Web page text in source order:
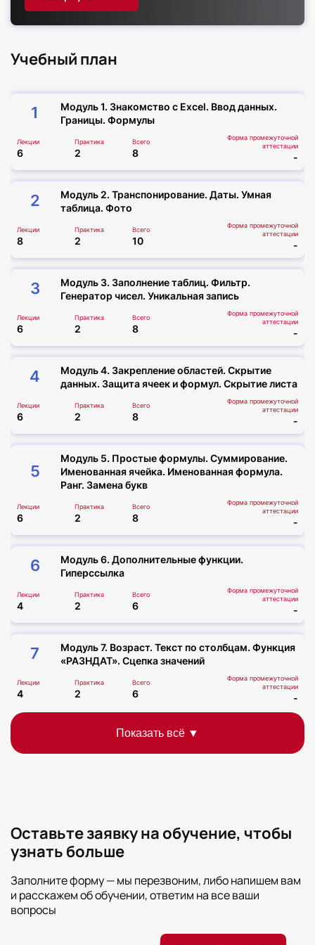
гарантированное внесение сведений в ФИС
ФРДО — подтверждаем легитимность
оригиналы документов доставляем почтой —
партнёров и групповых заявок —
дополнительные льготы при оформлении.
Закроем все ваши потребности в корпоративном
обучении быстро и с максимальной выгодой!
Учебный план
1
Модуль 1. Знакомство с Excel. Ввод данных.
Границы. Формулы
Лекции
6
Практика
2
Всего
8
Форма промежуточной
аттестации
-
2
Модуль 2. Транспонирование. Даты. Умная
таблица. Фото
Лекции
8
Практика
2
Всего
10
Форма промежуточной
аттестации
-
3
Модуль 3. Заполнение таблиц. Фильтр.
Генератор чисел. Уникальная запись
Лекции
6
Практика
2
Всего
8
Форма промежуточной
аттестации
-
4
Модуль 4. Закрепление областей. Скрытие
данных. Защита ячеек и формул. Скрытие листа
Лекции
6
Практика
2
Всего
8
Форма промежуточной
аттестации
-
5
Модуль 5. Простые формулы. Суммирование.
Именованная ячейка. Именованная формула.
Ранг. Замена букв
Лекции
6
Практика
2
Всего
8
Форма промежуточной
аттестации
-
6
Модуль 6. Дополнительные функции.
Гиперссылка
Лекции
4
Практика
2
Всего
6
Форма промежуточной
аттестации
-
7
Модуль 7. Возраст. Текст по столбцам. Функция
«РАЗНДАТ». Сцепка значений
Лекции
4
Практика
2
Всего
6
Форма промежуточной
аттестации
-
Модуль 8. Дубликат. Функция «ДЛСТР»,
9
Модуль 9. Спарклайны. Круговые диаграммы.
Гистограммы. График
6 2 8 -
Оставьте заявку на обучение, чтобы
узнать больше
Заполните форму — мы перезвоним, либо напишем вам
и расскажем об обучении, ответим на все ваши
вопросы